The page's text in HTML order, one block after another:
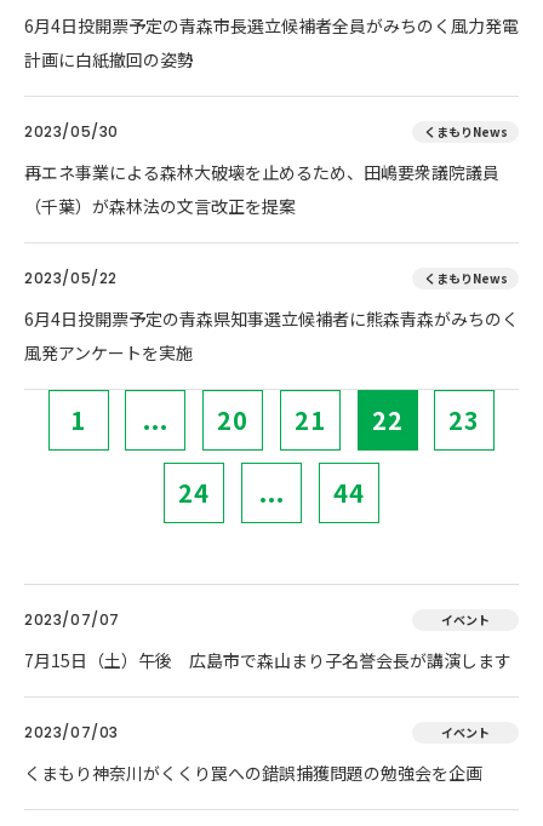
6月4日投開票予定の青森市長選立候補者全員がみちのく風力発電
計画に白紙撤回の姿勢
2023/05/30 くまもりNews
再エネ事業による森林大破壊を止めるため、田嶋要衆議院議員
（千葉）が森林法の文言改正を提案
2023/05/22 くまもりNews
6月4日投開票予定の青森県知事選立候補者に熊森青森がみちのく
風発アンケートを実施
1 ... 20 21 22 23
24 ... 44
2023/07/07 イベント
7月15日（土）午後 広島市で森山まり子名誉会長が講演します
2023/07/03 イベント
くまもり神奈川がくくり罠への錯誤捕獲問題の勉強会を企画